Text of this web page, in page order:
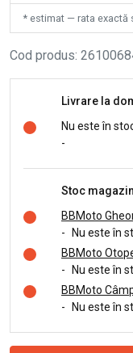
* estimat — rata exactă
Cod produs:
Livrare la
Nu este în
-
Stoc magazin
BBMoto
- Nu este în
BBMoto
- Nu este în
BBMoto
- Nu este în